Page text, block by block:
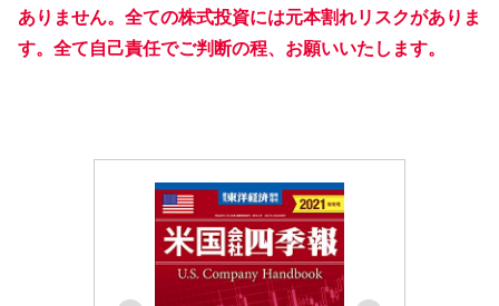
ありません。全ての株式投資には元本割れリスクがありま
す。全て自己責任でご判断の程、お願いいたします。​